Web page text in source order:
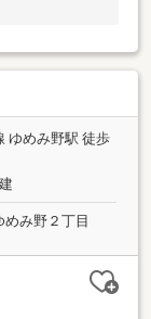
ゆめみ野駅 徒歩
み野２丁目